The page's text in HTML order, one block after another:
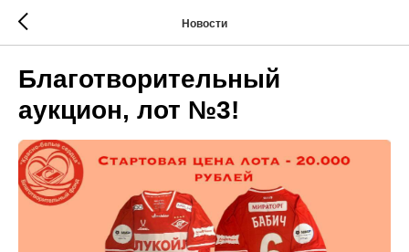
Новости
Благотворительный
аукцион, лот №3!